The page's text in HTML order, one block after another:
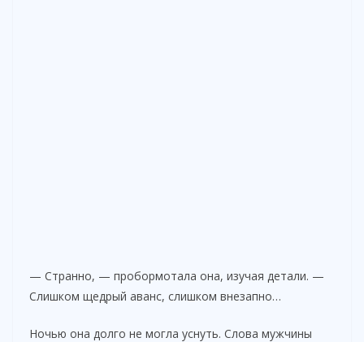
— Странно, — пробормотала она, изучая детали. —
Слишком щедрый аванс, слишком внезапно…
Ночью она долго не могла уснуть. Слова мужчины